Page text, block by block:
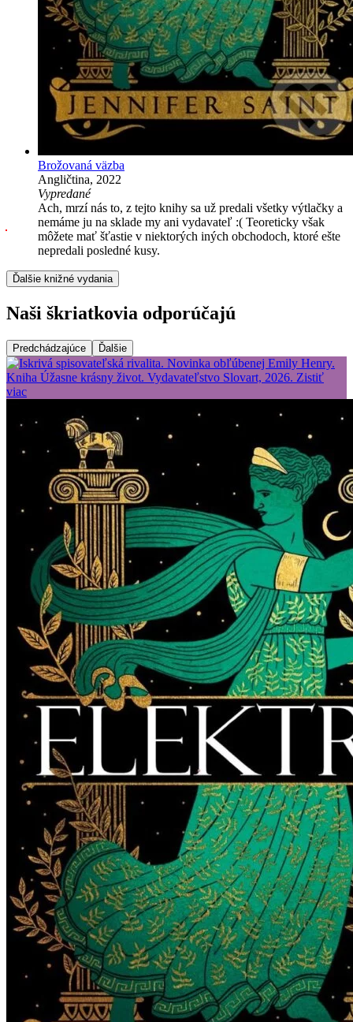
Brožovaná väzba
Angličtina, 2022
Vypredané
Ach, mrzí nás to, z tejto knihy sa už predali všetky výtlačky a
nemáme ju na sklade my ani vydavateľ :( Teoreticky však
môžete mať šťastie v niektorých iných obchodoch, ktoré ešte
nepredali posledné kusy.
Ďalšie knižné vydania
Naši škriatkovia odporúčajú
Predchádzajúce Ďalšie